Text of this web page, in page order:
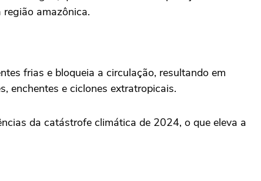
amazônica.
frias e bloqueia a circulação, resultando em
enchentes e ciclones extratropicais.
da catástrofe climática de 2024, o que eleva a